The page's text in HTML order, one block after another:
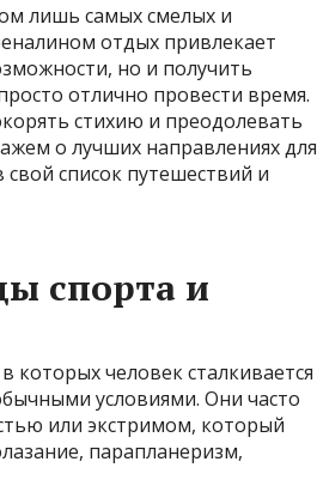
лишь самых смелых и
отдых привлекает
но и получить
отлично провести время.
стихию и преодолевать
о лучших направлениях для
список путешествий и
спорта и
человек сталкивается
условиями. Они часто
или экстримом, который
парапланеризм,